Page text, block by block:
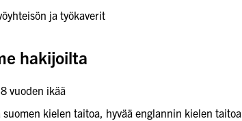
ja työkaverit
hakijoilta
vuoden ikää
suomen kielen taitoa, hyvää englannin kielen taitoa